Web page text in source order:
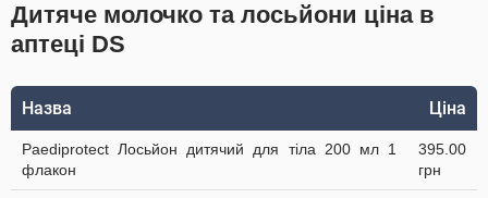
Дитяче молочко та лосьйони ціна в
аптеці DS
Назва Ціна
Paediprotect Лосьйон дитячий для тіла 200 мл 1
флакон
395.00
грн